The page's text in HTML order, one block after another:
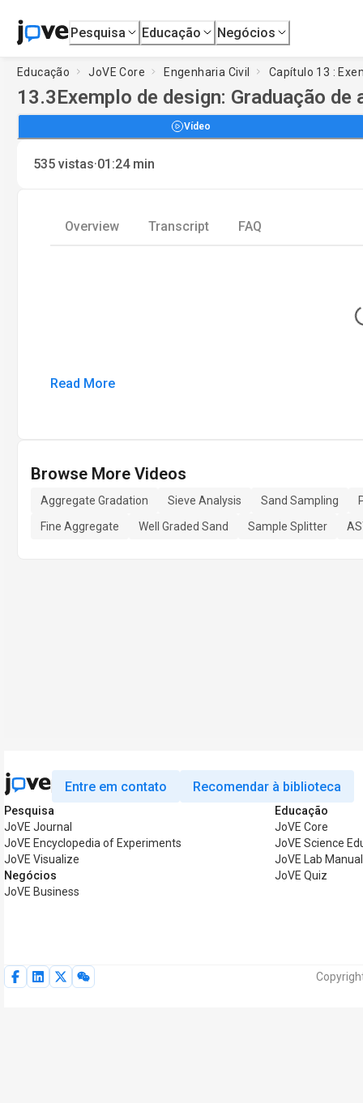
Pesquisa Educação Negócios
Educação JoVE Core Engenharia Civil Capítulo 13 :
13.3Exemplo de design: Graduação de
Vídeo
535 vistas·01:24 min
Overview Transcript FAQ
Read More
Browse More Videos
Aggregate Gradation Sieve Analysis Sand Sampling
Fine Aggregate
Well Graded Sand Sample Splitter
Entre em contato Recomendar à biblioteca
Pesquisa
JoVE Journal
JoVE Encyclopedia of Experiments
JoVE Visualize
Negócios
JoVE Business
Educação
JoVE Core
JoVE Science
JoVE Lab Manual
JoVE Quiz